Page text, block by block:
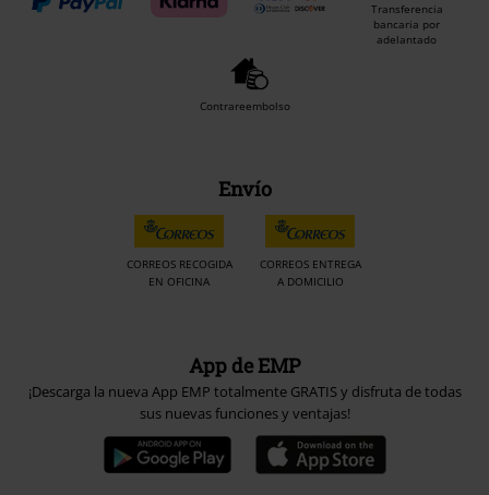
Transferencia
bancaria por
adelantado
Contrareembolso
Envío
CORREOS RECOGIDA
EN OFICINA
CORREOS ENTREGA
A DOMICILIO
App de EMP
¡Descarga la nueva App EMP totalmente GRATIS y disfruta de todas
sus nuevas funciones y ventajas!